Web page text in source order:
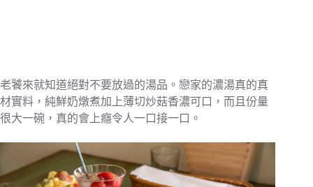
老饕來就知道絕對不要放過的湯品。戀家的濃湯真的真
材實料，純鮮奶燉煮加上薄切炒菇香濃可口，而且份量
很大一碗，真的會上癮令人一口接一口。